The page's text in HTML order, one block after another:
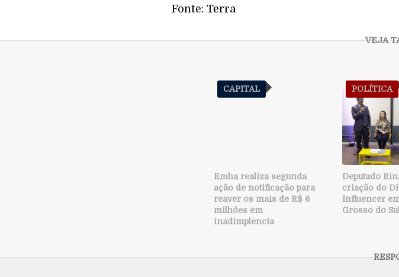
Fonte: Terra
CAPITAL
Emha realiza segunda
ação de notificação para
reaver os mais de R$ 6
milhões em
inadimplência
POLÍTICA
Deputado
criação do
Influencer
Grosso do